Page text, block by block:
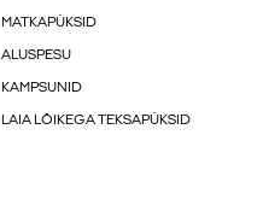
MATKAPÜKSID
ALUSPESU
KAMPSUNID
LAIA LÕIKEGA TEKSAPÜKSID